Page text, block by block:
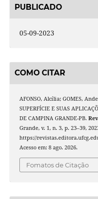
PUBLICADO
05-09-2023
COMO CITAR
AFONSO, Alcília; GOMES,
SUPERFÍCIE E SUAS
DE CAMPINA GRANDE-PB.
Grande, v. 1, n. 3, p. 23–39,
https://
Acesso em: 8 ago. 2026.
Fomatos de Citação